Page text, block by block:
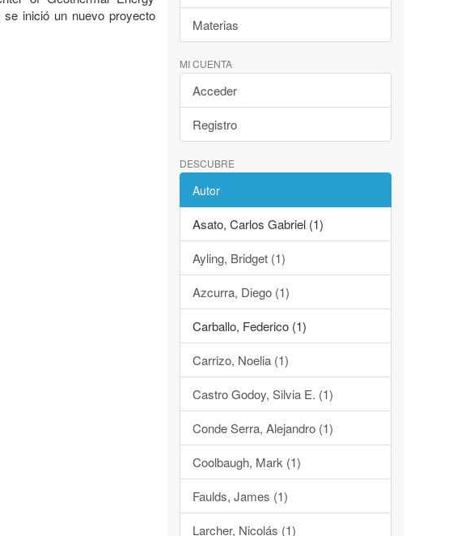
inició un nuevo proyecto
Materias
MI CUENTA
Acceder
Registro
DESCUBRE
Autor
Asato, Carlos Gabriel (1)
Ayling, Bridget (1)
Azcurra, Diego (1)
Carballo, Federico (1)
Carrizo, Noelia (1)
Castro Godoy, Silvia E. (1)
Conde Serra, Alejandro (1)
Coolbaugh, Mark (1)
Faulds, James (1)
Larcher, Nicolás (1)